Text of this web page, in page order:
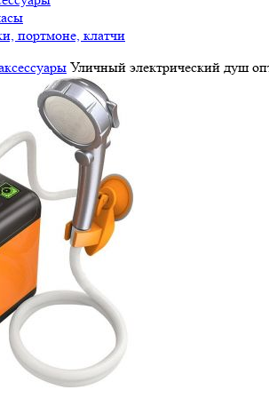
портмоне, клатчи
Уличный электрический душ